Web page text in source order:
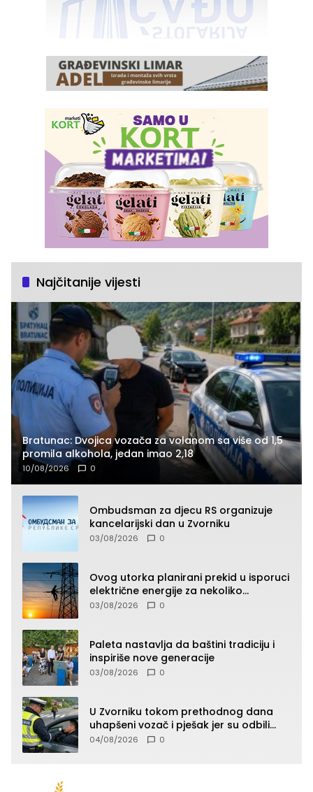
Najčitanije vijesti
Bratunac: Dvojica vozača za volanom sa više od 1,5
promila alkohola, jedan imao 2,18
10/08/2026 0
Ombudsman za djecu RS organizuje
kancelarijski dan u Zvorniku
03/08/2026 0
Ovog utorka planirani prekid u isporuci
električne energije za nekoliko
zvorničkih naselja
03/08/2026 0
Paleta nastavlja da baštini tradiciju i
inspiriše nove generacije
03/08/2026 0
U Zvorniku tokom prethodnog dana
uhapšeni vozač i pješak jer su odbili
testiranje na prisustvo droge
04/08/2026 0